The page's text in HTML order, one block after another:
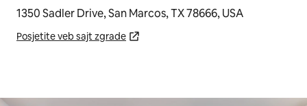
1350 Sadler Drive, San Marcos, TX 78666, USA
Posjetite veb sajt zgrade